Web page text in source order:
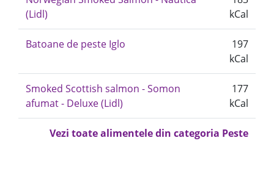
(Lidl)
kCal
Batoane de peste Iglo
197
kCal
Smoked Scottish salmon - Somon
afumat - Deluxe (Lidl)
177
kCal
Vezi toate alimentele din categoria Peste